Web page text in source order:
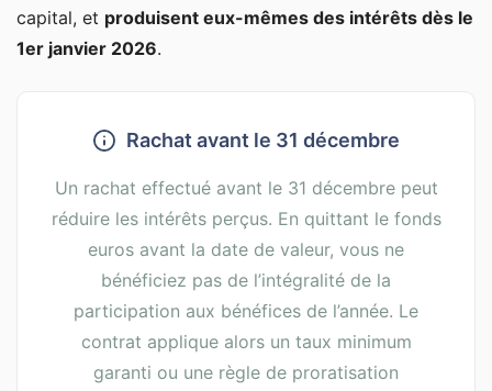
capital, et produisent eux-mêmes des intérêts dès le
1er janvier 2026.
Rachat avant le 31 décembre
Un rachat effectué avant le 31 décembre peut
réduire les intérêts perçus. En quittant le fonds
euros avant la date de valeur, vous ne
bénéficiez pas de l’intégralité de la
participation aux bénéfices de l’année. Le
contrat applique alors un taux minimum
garanti ou une règle de proratisation